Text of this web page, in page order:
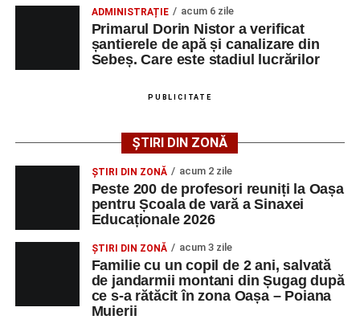
de Sebeș”
Primul concert din cadrul String Symphonic Camp
2026 a adus emoție și aplauze la Sebeș
au venit la Sebeș și au susținut un recital apreciat de
tinerilor muzicieni și munca depusă în cadrul taberei, iar
spectatorii au răsplătit prestațiile cu aplauze îndelungate.
ADMINISTRAȚIE acum 6 zile
Primarul Dorin Nistor a verificat
șantierele de apă și canalizare din
Sebeș. Care este stadiul lucrărilor
PUBLICITATE
ȘTIRI DIN ZONĂ
ȘTIRI DIN ZONĂ acum 2 zile
Peste 200 de profesori reuniți la Oașa
pentru Școala de vară a Sinaxei
Educaționale 2026
ȘTIRI DIN ZONĂ acum 3 zile
Familie cu un copil de 2 ani, salvată
de jandarmii montani din Șugag după
ce s-a rătăcit în zona Oașa – Poiana
Muierii